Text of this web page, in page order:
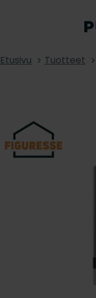
Etusivu Tuotteet